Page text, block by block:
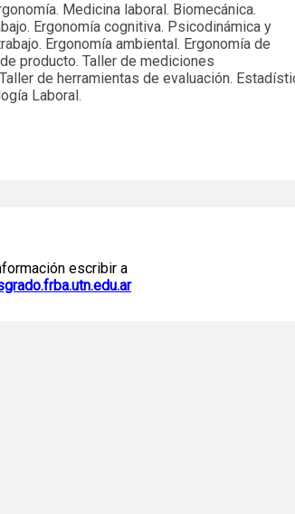
Medicina laboral. Biomecánica.
Ergonomía cognitiva. Psicodinámica y
Ergonomía ambiental. Ergonomía de
producto. Taller de mediciones
de herramientas de evaluación.
Laboral.
escribir a